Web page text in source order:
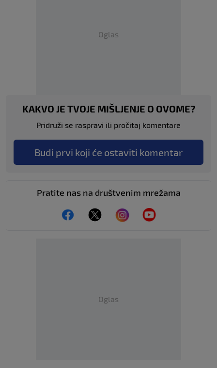
Oglas
KAKVO JE TVOJE MIŠLJENJE O OVOME?
Pridruži se raspravi ili pročitaj komentare
Budi prvi koji će ostaviti komentar
Pratite nas na društvenim mrežama
Oglas